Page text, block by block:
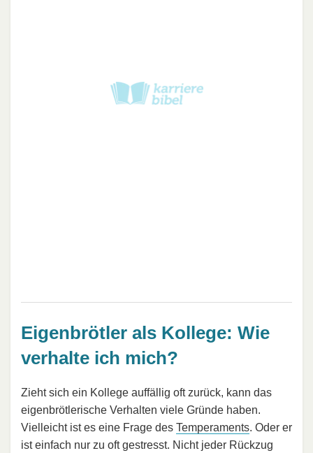
Eigenbrötler als Kollege: Wie
verhalte ich mich?
Zieht sich ein Kollege auffällig oft zurück, kann das
eigenbrötlerische Verhalten viele Gründe haben.
Vielleicht ist es eine Frage des Temperaments. Oder er
ist einfach nur zu oft gestresst. Nicht jeder Rückzug